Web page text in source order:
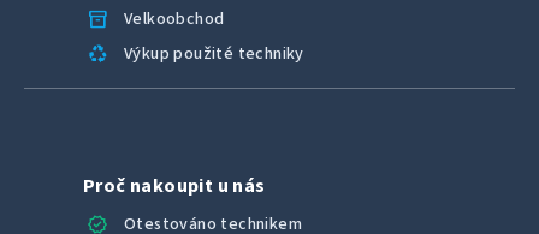
inventory_2 Velkoobchod
recycling Výkup použité techniky
Proč nakoupit u nás
verified
Otestováno technikem